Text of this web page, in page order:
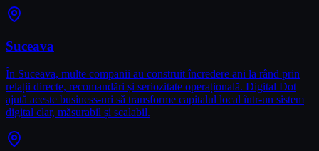
Suceava
În Suceava, multe companii au construit încredere ani la rând prin
relații directe, recomandări și seriozitate operațională. Digital Dot
ajută aceste business-uri să transforme capitalul local într-un sistem
digital clar, măsurabil și scalabil.